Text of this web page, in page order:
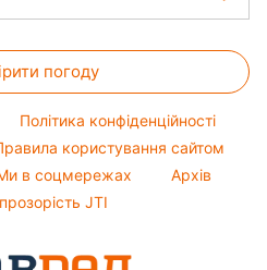
погоду
Політика конфіденційності
користування сайтом
в соцмережах
Архів
JTI